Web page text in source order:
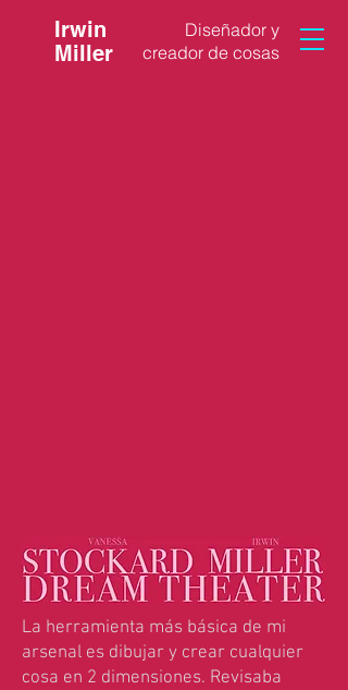
Irwin
Miller
Diseñador y
creador de cosas
La herramienta más básica de mi
arsenal es dibujar y crear cualquier
cosa en 2 dimensiones. Revisaba